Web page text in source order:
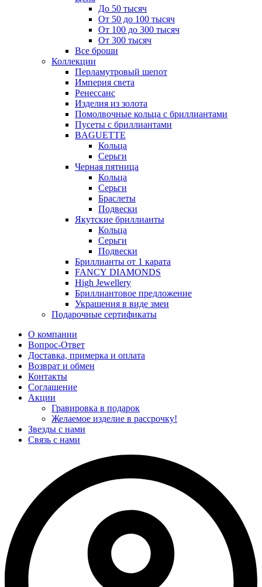
До 50 тысяч
От 50 до 100 тысяч
От 100 до 300 тысяч
От 300 тысяч
Все броши
Коллекции
Перламутровый шепот
Империя света
Ренессанс
Изделия из золота
Помолвочные кольца с бриллиантами
Пусеты с бриллиантами
BAGUETTE
Кольца
Серьги
Черная пятница
Кольца
Серьги
Браслеты
Подвески
Якутские бриллианты
Кольца
Серьги
Подвески
Бриллианты от 1 карата
FANCY DIAMONDS
High Jewellery
Бриллиантовое предложение
Украшения в виде змеи
Подарочные сертификаты
О компании
Вопрос-Ответ
Доставка, примерка и оплата
Возврат и обмен
Контакты
Соглашение
Акции
Гравировка в подарок
Желаемое изделие в рассрочку!
Звезды с нами
Связь с нами